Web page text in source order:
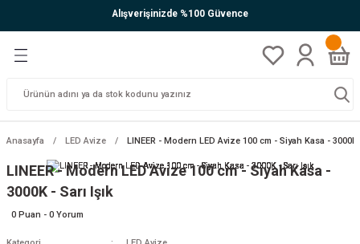
Alışverişinizde %100 Güvence
Anasayfa LED Avize LINEER - Modern LED Avize 100 cm - Siyah Kasa - 3000K
LINEER - Modern LED Avize 100 cm - Siyah Kasa -
3000K - Sarı Işık
0 Puan - 0 Yorum